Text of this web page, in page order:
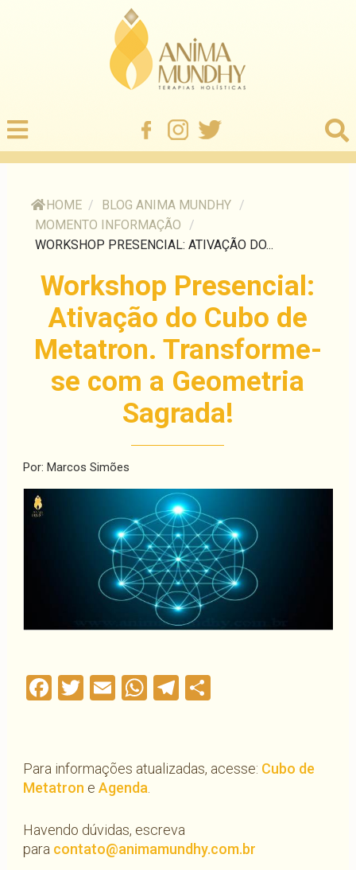
HOME / BLOG ANIMA MUNDHY /
MOMENTO INFORMAÇÃO
/
WORKSHOP PRESENCIAL: ATIVAÇÃO DO...
Workshop Presencial:
Ativação do Cubo de
Metatron. Transforme-
se com a Geometria
Sagrada!
Por: Marcos Simões
Facebook
Twitter
EmailWhatsApp
Telegram
Para informações atualizadas, acesse: Cubo de
Metatron e Agenda
Havendo dúvidas, escreva
para contato@animamundhy.com.br